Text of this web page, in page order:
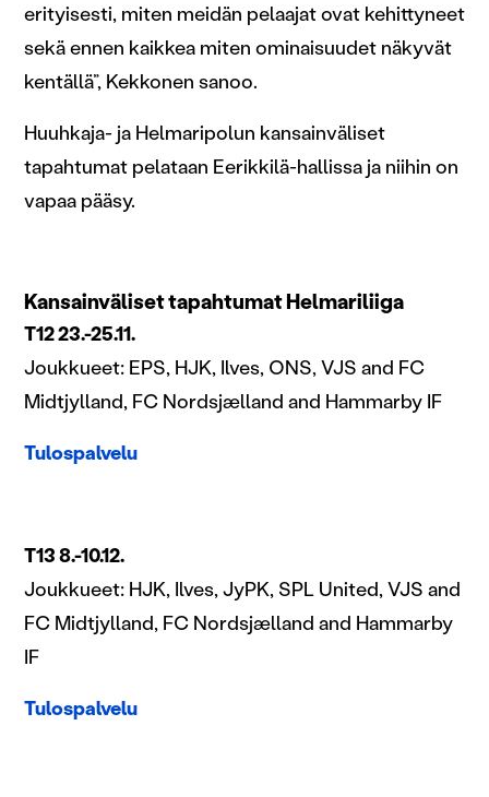
erityisesti, miten meidän pelaajat ovat kehittyneet
sekä ennen kaikkea miten ominaisuudet näkyvät
kentällä”, Kekkonen sanoo.
Huuhkaja- ja Helmaripolun kansainväliset
tapahtumat pelataan Eerikkilä-hallissa ja niihin on
vapaa pääsy.
Kansainväliset tapahtumat Helmariliiga
T12 23.-25.11.
Joukkueet: EPS, HJK, Ilves, ONS, VJS and FC
Midtjylland, FC Nordsjælland and Hammarby IF
Tulospalvelu
T13 8.-10.12.
Joukkueet: HJK, Ilves, JyPK, SPL United, VJS and
FC Midtjylland, FC Nordsjælland and Hammarby
IF
Tulospalvelu